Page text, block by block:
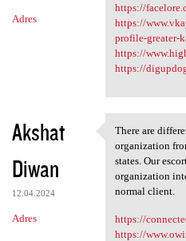
Adres
https://
https://
profile-greater-
https://
https://
Akshat
Diwan
12.04.2024
Adres
There are
There are
organization
states. Our
organization
normal client.
https://
https://